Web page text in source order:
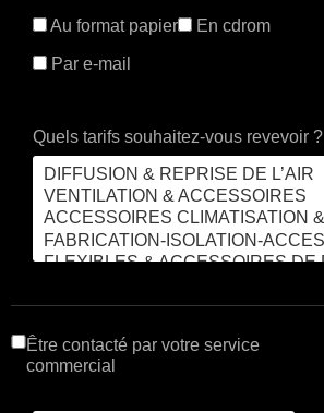
Au format papier En cdrom
Par e-mail
Quels tarifs souhaitez-vous revevoir ?
Être contacté par votre service
commercial